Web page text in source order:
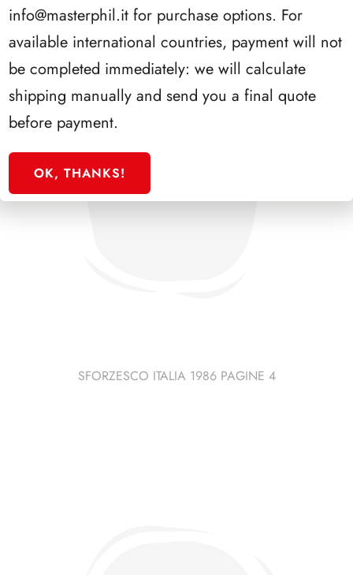
SFORZESCO ITALIA 1986 PAGINE 4
info@masterphil.it for purchase options. For
available international countries, payment will not
be completed immediately: we will calculate
shipping manually and send you a final quote
before payment.
OK, THANKS!